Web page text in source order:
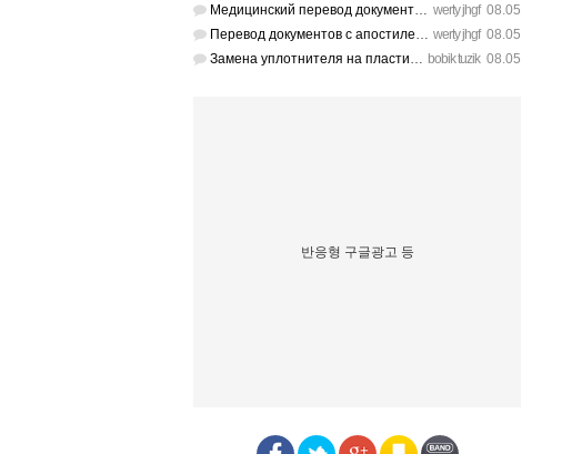
werty jhgf 08.05
Медицинский перевод документов по онкологии сделали без ошиб…
werty jhgf 08.05
Перевод документов с апостилем отдали ровно в срок, без пуст…
bobik tuzik 08.05
Замена уплотнителя на пластиковых окнах на балконе решила пр…
반응형 구글광고 등